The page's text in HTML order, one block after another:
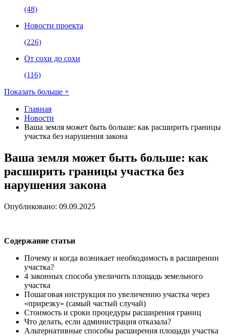
(48)
Новости проекта
(226)
От сохи до сохи
(116)
Показать больше +
Главная
Новости
Ваша земля может быть больше: как расширить границы
участка без нарушения закона
Ваша земля может быть больше: как
расширить границы участка без
нарушения закона
Опубликовано: 09.09.2025
Содержание статьи
Почему и когда возникает необходимость в расширении
участка?
4 законных способа увеличить площадь земельного
участка
Пошаговая инструкция по увеличению участка через
«прирезку» (самый частый случай)
Стоимость и сроки процедуры расширения границ
Что делать, если администрация отказала?
Альтернативные способы расширения площади участка